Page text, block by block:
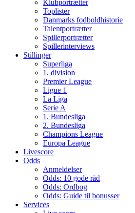
Klubportrætter
Toplister
Danmarks fodboldhistorie
Talentportrætter
Spillerportrætter
Spillerinterviews
Stillinger
Superliga
1. division
Premier League
Ligue 1
La Liga
Serie A
1. Bundesliga
2. Bundesliga
Champions League
Europa League
Livescore
Odds
Anmeldelser
Odds: 10 gode råd
Odds: Ordbog
Odds: Guide til bonusser
Services